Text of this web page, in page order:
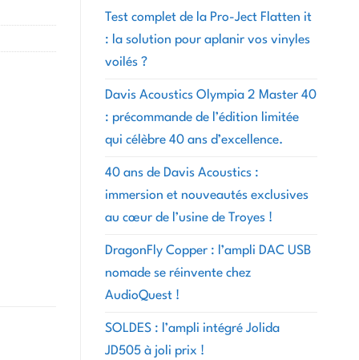
Test complet de la Pro-Ject Flatten it
: la solution pour aplanir vos vinyles
voilés ?
Davis Acoustics Olympia 2 Master 40
: précommande de l’édition limitée
qui célèbre 40 ans d’excellence.
40 ans de Davis Acoustics :
immersion et nouveautés exclusives
au cœur de l’usine de Troyes !
DragonFly Copper : l’ampli DAC USB
nomade se réinvente chez
AudioQuest !
SOLDES : l’ampli intégré Jolida
JD505 à joli prix !